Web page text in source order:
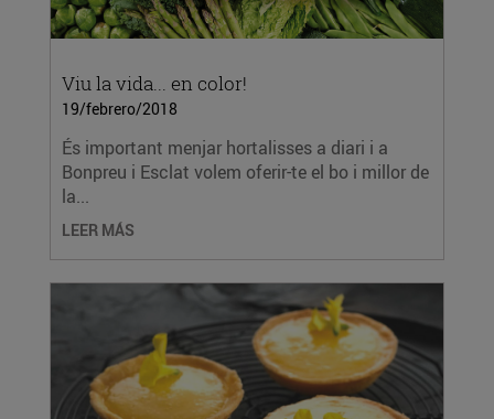
Viu la vida... en color!
19/febrero/2018
És important menjar hortalisses a diari i a
Bonpreu i Esclat volem oferir-te el bo i millor de
la...
LEER MÁS